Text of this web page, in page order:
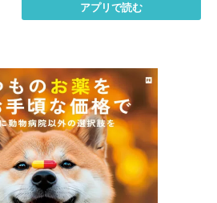
アプリで読む